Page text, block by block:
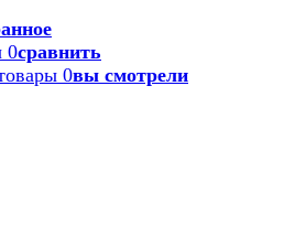
0сравнить
0вы смотрели